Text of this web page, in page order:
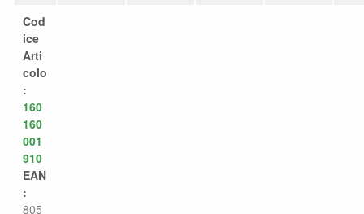
Cod
ice
Arti
colo
:
160
160
001
910
EAN
:
805